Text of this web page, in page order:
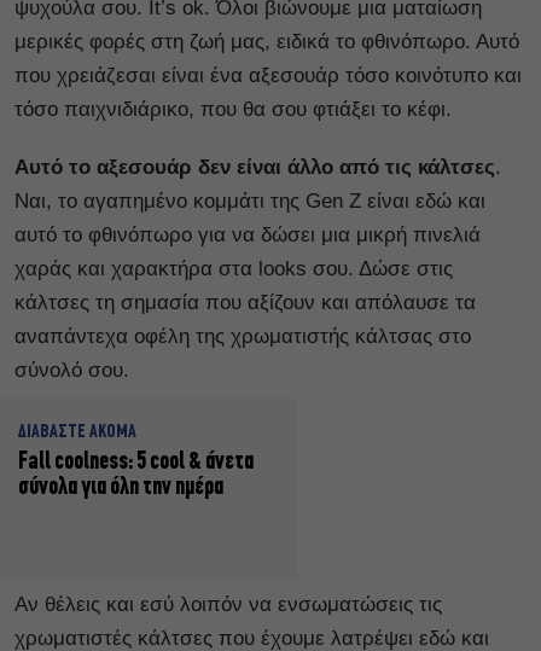
ψυχούλα σου. It’s ok. Όλοι βιώνουμε μια ματαίωση
μερικές φορές στη ζωή μας, ειδικά το φθινόπωρο. Αυτό
που χρειάζεσαι είναι ένα αξεσουάρ τόσο κοινότυπο και
τόσο παιχνιδιάρικο, που θα σου φτιάξει το κέφι.
Αυτό το αξεσουάρ δεν είναι άλλο από τις κάλτσες.
Ναι, το αγαπημένο κομμάτι της Gen Z είναι εδώ και
αυτό το φθινόπωρο για να δώσει μια μικρή πινελιά
χαράς και χαρακτήρα στα looks σου. Δώσε στις
κάλτσες τη σημασία που αξίζουν και απόλαυσε τα
αναπάντεχα οφέλη της χρωματιστής κάλτσας στο
σύνολό σου.
ΔΙΑΒΑΣΤΕ ΑΚΟΜΑ
Fall coolness: 5 cool & άνετα
σύνολα για όλη την ημέρα
Αν θέλεις και εσύ λοιπόν να ενσωματώσεις τις
χρωματιστές κάλτσες που έχουμε λατρέψει εδώ και